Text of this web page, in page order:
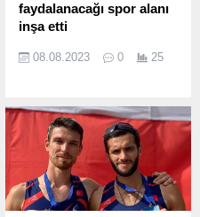
faydalanacağı spor alanı
inşa etti
Türkiye’nin alanında öncü
teknoloji şirketi ve lider
Team Paribu, İhtiyaç
Haritası ile birlikte
Hatay’daki Konteyner
Yaşam Alanı’nda çocuklar
ve gençler için çok amaçlı
bir spor alanı inşa etti.
08.08.2023 0 25